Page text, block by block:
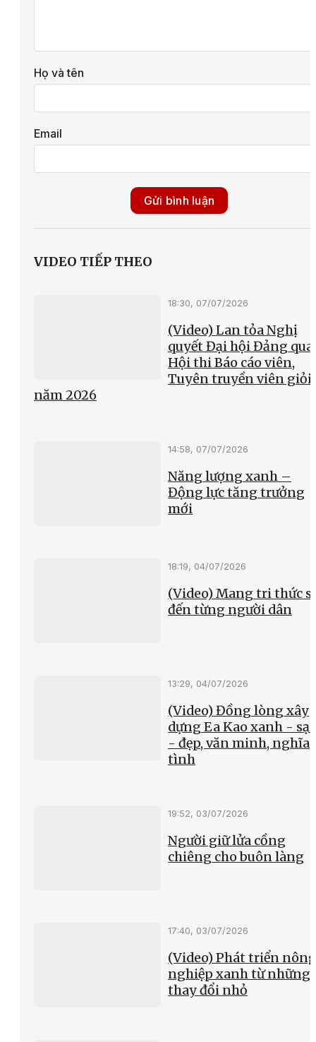
Họ và tên
Email
Gửi bình luận
VIDEO TIẾP THEO
18:30, 07/07/2026
(Video) Lan tỏa Nghị
quyết Đại hội Đảng qua
Hội thi Báo cáo viên,
Tuyên truyền viên giỏi
năm 2026
14:58, 07/07/2026
Năng lượng xanh –
Động lực tăng trưởng
mới
18:19, 04/07/2026
(Video) Mang tri thức
đến từng người dân
13:29, 04/07/2026
(Video) Đồng lòng xây
dựng Ea Kao xanh -
- đẹp, văn minh, nghĩa
tình
19:52, 03/07/2026
Người giữ lửa cồng
chiêng cho buôn làng
17:40, 03/07/2026
(Video) Phát triển nông
nghiệp xanh từ những
thay đổi nhỏ